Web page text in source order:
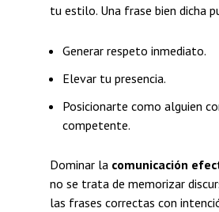
tu estilo. Una frase bien dicha
Generar respeto inmediato.
Elevar tu presencia.
Posicionarte como alguien
competente.
Dominar la comunicación
no se trata de memorizar
las frases correctas con